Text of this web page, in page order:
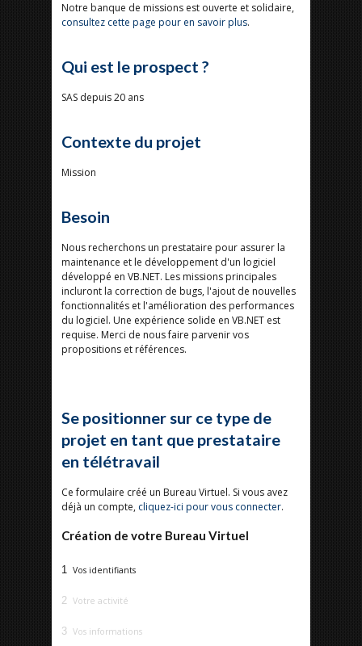
Notre banque de missions est ouverte et solidaire,
consultez cette page pour en savoir plus.
Qui est le prospect ?
SAS depuis 20 ans
Contexte du projet
Mission
Besoin
Nous recherchons un prestataire pour assurer la
maintenance et le développement d'un logiciel
développé en VB.NET. Les missions principales
incluront la correction de bugs, l'ajout de nouvelles
fonctionnalités et l'amélioration des performances
du logiciel. Une expérience solide en VB.NET est
requise. Merci de nous faire parvenir vos
propositions et références.
Se positionner sur ce type de
projet en tant que prestataire
en télétravail
Ce formulaire créé un Bureau Virtuel. Si vous avez
déjà un compte, cliquez-ici pour vous connecter.
Création de votre Bureau Virtuel
1 Vos identifiants
2 Votre activité
3 Vos informations